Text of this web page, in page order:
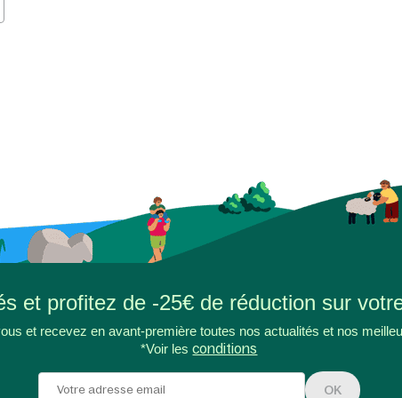
et profitez de -25€ de réduction sur
et recevez en avant-première toutes nos actualités et nos
*Voir lesconditions
OK